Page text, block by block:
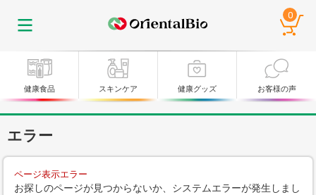
0
健康食品 スキンケア 健康グッズ お客様の声
エラー
ページ表示エラー
お探しのページが見つからないか、システムエラーが発生しまし